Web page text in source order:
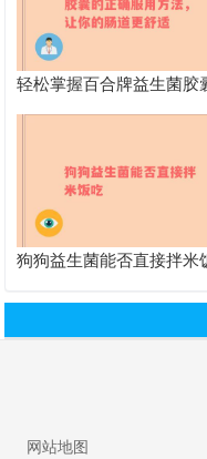
轻松掌握百合牌益生菌胶
正确服用方法，让你的肠
狗狗益生菌能否直接拌米
网站地图